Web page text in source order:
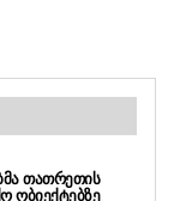
ᲗᲐᲗᲠᲔᲗᲘᲡ
ᲝᲑᲘᲔᲥᲢᲔᲑᲖᲔ